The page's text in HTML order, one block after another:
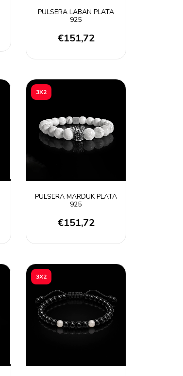
PULSERA LABAN PLATA
925
€151,72
3X2
PULSERA MARDUK PLATA
925
€151,72
3X2